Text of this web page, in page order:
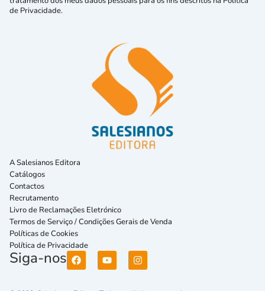
de Privacidade.
A Salesianos Editora
Catálogos
Contactos
Recrutamento
Livro de Reclamações Eletrónico
Termos de Serviço / Condições Gerais de Venda
Políticas de Cookies
Política de Privacidade
Siga-nos